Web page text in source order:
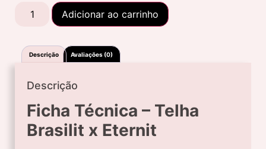
Adicionar ao carrinho
Descrição Avaliações (0)
Descrição
Ficha Técnica – Telha
Brasilit x Eternit